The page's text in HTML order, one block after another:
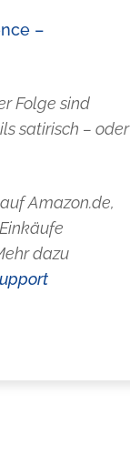
–
Folge sind
satirisch – oder
Amazon.de,
dazu